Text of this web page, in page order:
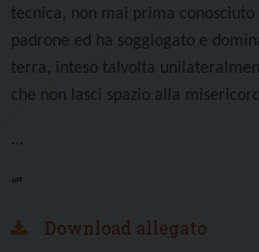
tecnica, non mai prima
padrone ed ha soggiogato e
terra, inteso talvolta
che non lasci spazio alla
“”
Download allegato